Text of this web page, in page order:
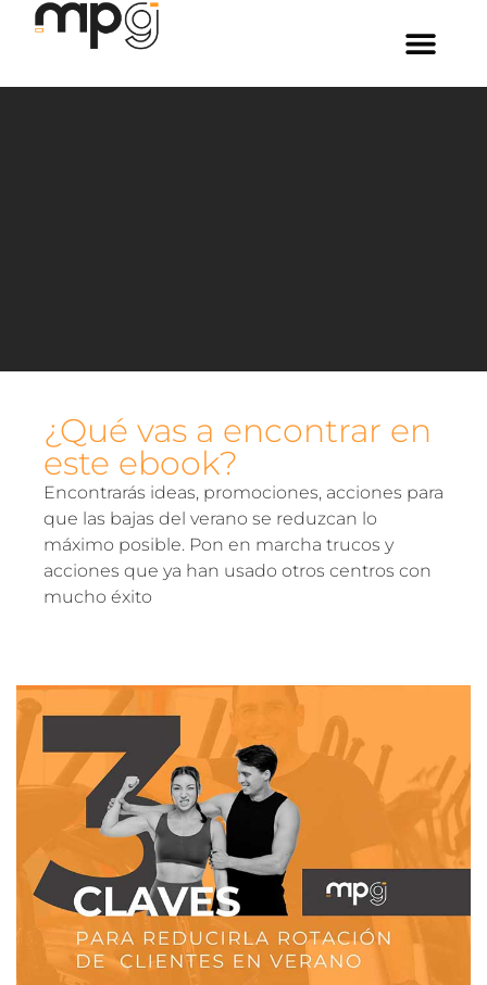
¿Qué vas a encontrar en
este ebook?
Encontrarás ideas, promociones, acciones para
que las bajas del verano se reduzcan lo
máximo posible. Pon en marcha trucos y
acciones que ya han usado otros centros con
mucho éxito